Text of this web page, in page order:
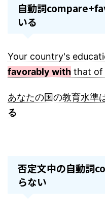
自動詞
いる
Your country's
favorably with that of
あなたの国の教育水準
る
否定文中の自動詞
らない